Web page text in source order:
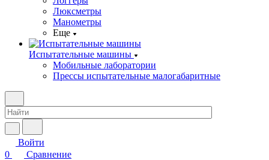
Люксметры
Манометры
Еще
Испытательные машины
Мобильные лаборатории
Прессы испытательные малогабаритные
Войти
0
Сравнение